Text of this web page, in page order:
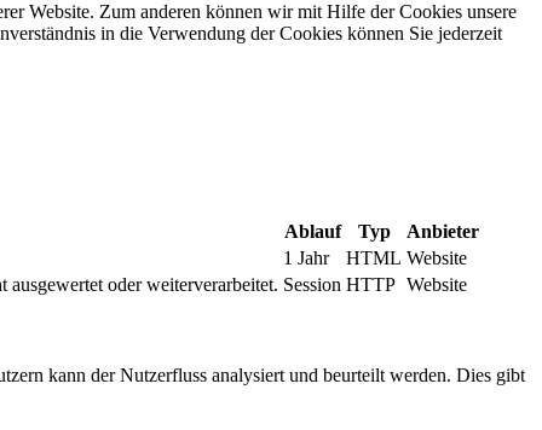
Website. Zum anderen können wir mit Hilfe der Cookies unsere
in die Verwendung der Cookies können Sie jederzeit
Ablauf Typ
Anbieter
1 Jahr
HTML Website
oder weiterverarbeitet. Session HTTP Website
kann der Nutzerfluss analysiert und beurteilt werden. Dies gibt